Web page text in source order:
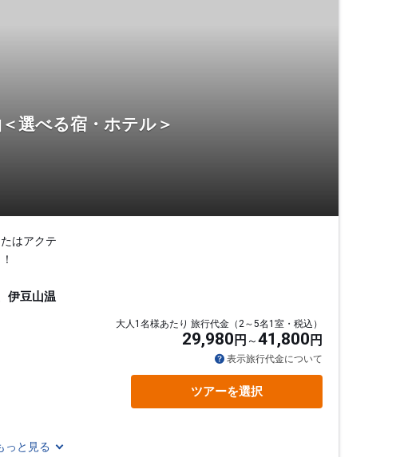
選べる宿・ホテル＞
はアクテ
伊豆山温
大人1名様あたり 旅行代金（2～5名1室・税込）
29,980 円 41,800 円
表示旅行代金について
ツアーを選択
っと見る